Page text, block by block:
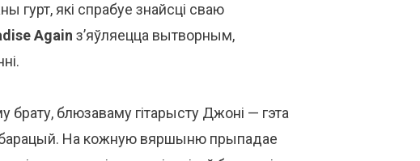
гурт, які спрабуе знайсці сваю
Again з’яўляецца вытворным,
брату, блюзаваму гітарысту Джоні — гэта
На кожную вяршыню прыпадае